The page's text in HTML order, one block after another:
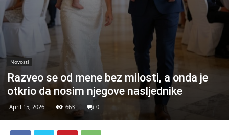
Novosti
Razveo se od mene bez milosti, a onda je
otkrio da nosim njegove nasljednike
April 15, 2026 663 0